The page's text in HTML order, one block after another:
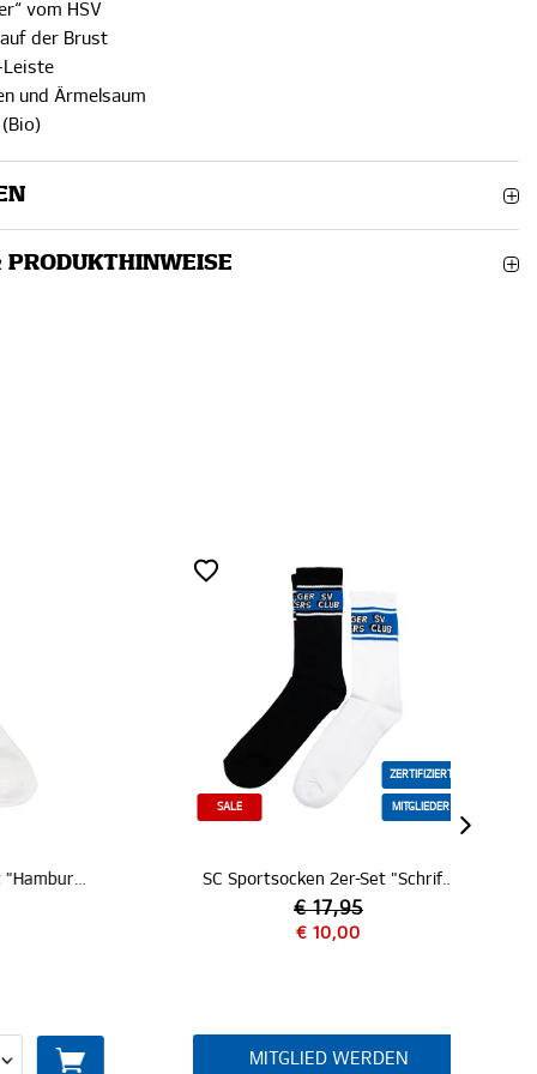
vom HSV
der Brust
Leiste
und Ärmelsaum
PRODUKTHINWEISE
Sportsocken 2er-Set "Hamburger SV"
ZERTIFIZIERT
SC Sportsocken 2er-Set "Schriftzug"
€ 17,95
€ 10,00
MITGLIED WERDEN